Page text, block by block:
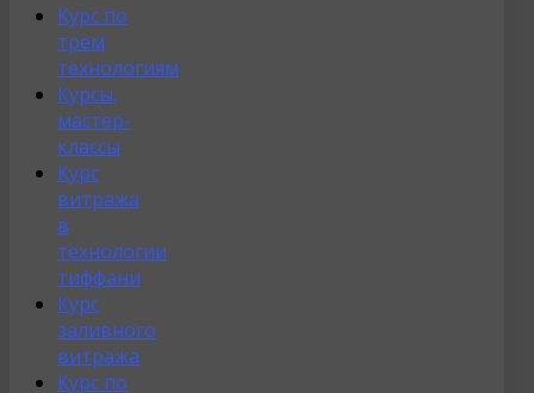
Курс по
трём
технологиям
Курсы,
мастер-
классы
Курс
витража
в
технологии
тиффани
Курс
заливного
витража
Курс по